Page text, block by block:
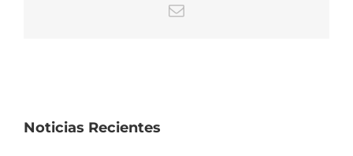
Correo
Noticias Recientes